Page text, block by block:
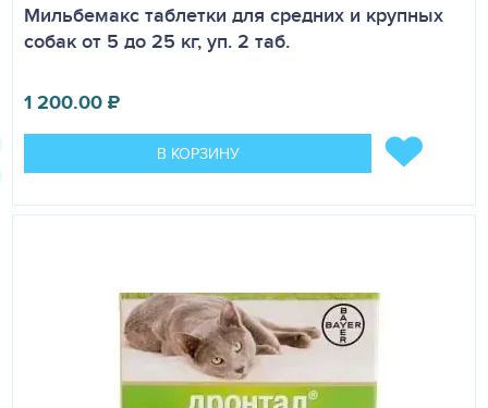
Мильбемакс таблетки для средних и крупных
собак от 5 до 25 кг, уп. 2 таб.
1 200.00₽
В КОРЗИНУ